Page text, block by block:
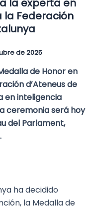
la experta en
la Federación
de 2025
de Honor en
d’Ateneus de
en inteligencia
ceremonia será hoy
del Parlament,
ha decidido
la Medalla de